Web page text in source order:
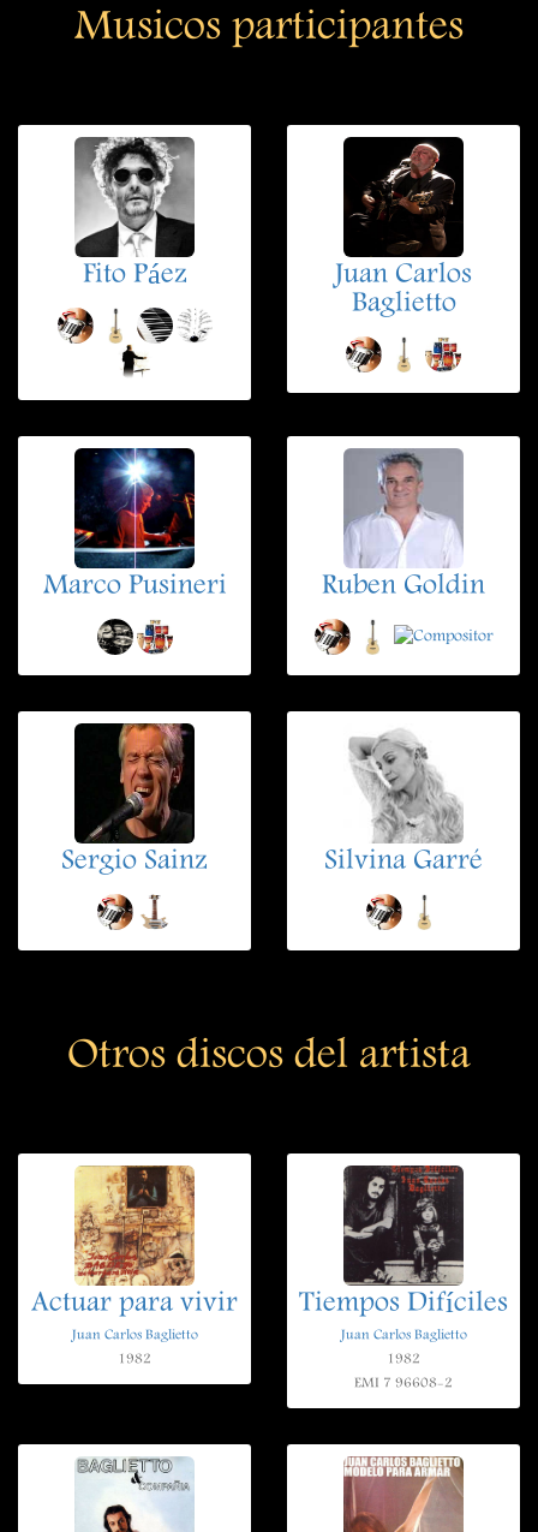
Musicos participantes
Fito Páez
Juan Carlos
Baglietto
Marco Pusineri Ruben Goldin
Sergio Sainz Silvina Garré
Otros discos del artista
Actuar para vivir
Juan Carlos Baglietto
1982
Tiempos Difíciles
Juan Carlos Baglietto
1982
EMI 7 96608-2